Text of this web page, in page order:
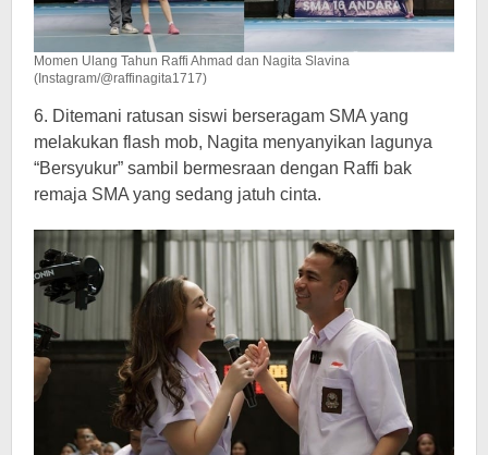
Momen Ulang Tahun Raffi Ahmad dan Nagita Slavina
(Instagram/@raffinagita1717)
6. Ditemani ratusan siswi berseragam SMA yang
melakukan flash mob, Nagita menyanyikan lagunya
“Bersyukur” sambil bermesraan dengan Raffi bak
remaja SMA yang sedang jatuh cinta.